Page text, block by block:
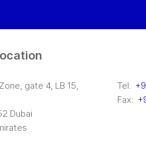
gate 4, LB 15,
Dubai
Tel:
Fax: